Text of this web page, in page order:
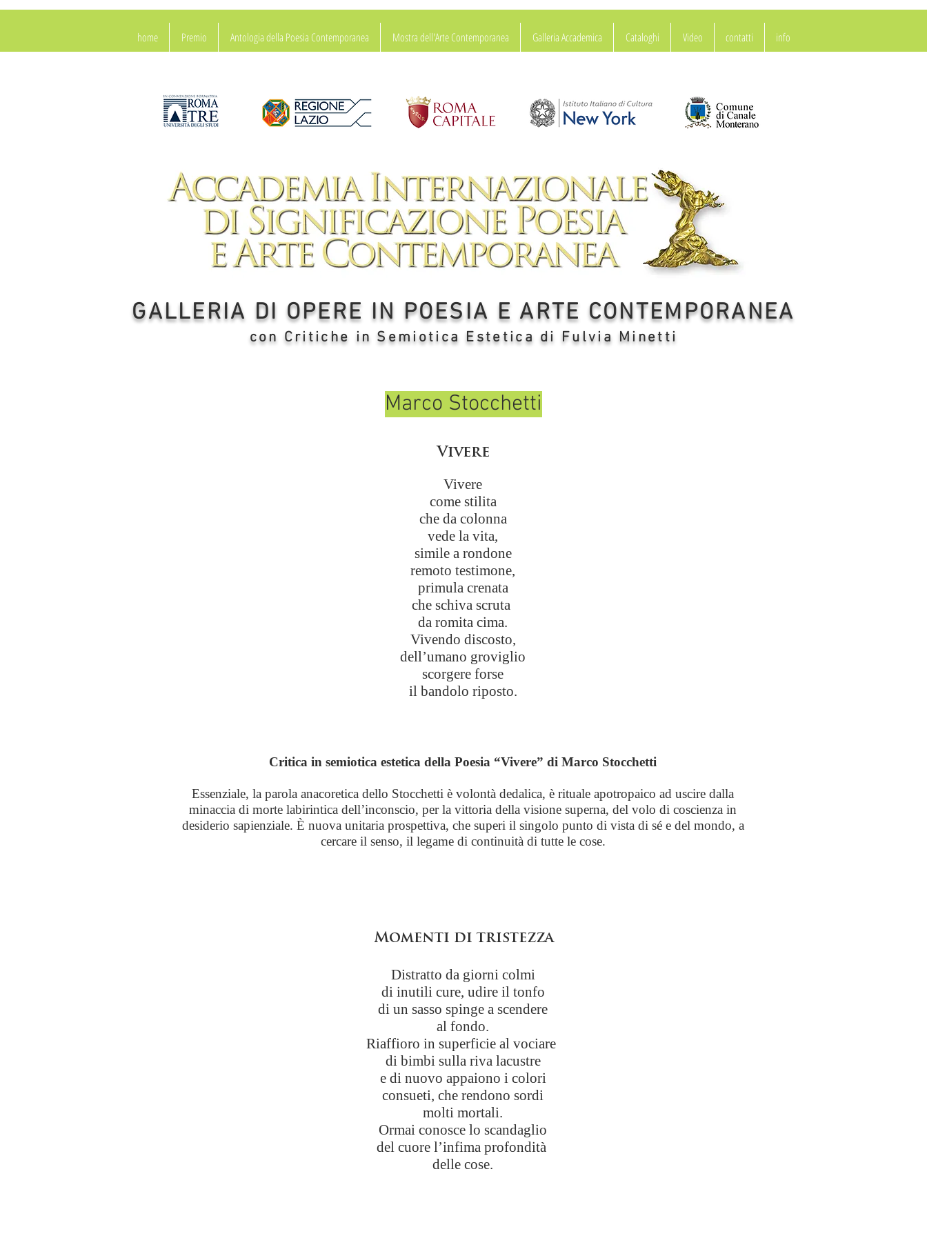
GALLERIA DI OPERE IN POESIA E ARTE CONTEMPORANEA
con Critiche in Semiotica Estetica di Fulvia Minetti
home Premio Antologia della Poesia Contemporanea Mostra dell'Arte Contemporanea Galleria Accademica Cataloghi Video contatti info
Marco Stocchetti
Vivere
Vivere
come stilita
che da colonna
vede la vita,
simile a rondone
remoto testimone,
primula crenata
che schiva scruta
da romita cima.
Vivendo discosto,
dell’umano groviglio
scorgere forse
il bandolo riposto.
Critica in semiotica estetica della Poesia “Vivere” di Marco Stocchetti
Essenziale, la parola anacoretica dello Stocchetti è volontà dedalica, è rituale apotropaico ad uscire dalla
minaccia di morte labirintica dell’inconscio, per la vittoria della visione superna, del volo di coscienza in
desiderio sapienziale. È nuova unitaria prospettiva, che superi il singolo punto di vista di sé e del mondo, a
cercare il senso, il legame di continuità di tutte le cose.
Momenti di tristezza
Distratto da giorni colmi
di inutili cure, udire il tonfo
di un sasso spinge a scendere
al fondo.
Riaffioro in superficie al vociare
di bimbi sulla riva lacustre
e di nuovo appaiono i colori
consueti, che rendono sordi
molti mortali.
Ormai conosce lo scandaglio
del cuore l’infima profondità
delle cose.